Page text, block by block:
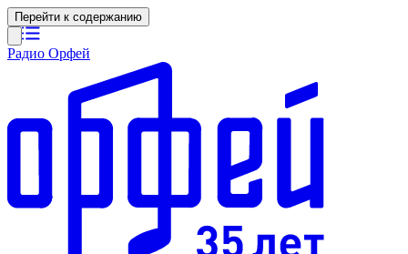
Перейти к содержанию
Радио Орфей